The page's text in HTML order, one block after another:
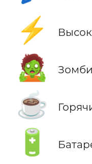
⚡
🧟 Зомби
☕
🔋